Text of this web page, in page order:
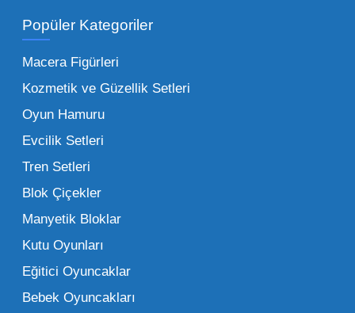
İşletmeler için toptan oyuncak satış ve alımı
şüphesiz ki birim maliyetin düşmesidir.
Oyuncak toptan kanalına geçildiğinde,
perakende satış fiyatı ile alış fiyatı arasındaki
makas açılır ve bu da ciddi kâr marjları elde
edilmesini sağlar. Toplu alımlarda uygulanan
dönemlerinde işletmenizin finansal olarak
rahatlamasına yardımcı olur.
Müşterileriniz bir ürünü sorduğunda "yok"
demek, marka sadakatini zedeler. Profesyonel
Popüler Kategoriler
Macera Figürleri
Kozmetik ve Güzellik Setleri
Oyun Hamuru
Evcilik Setleri
Tren Setleri
Blok Çiçekler
Manyetik Bloklar
Kutu Oyunları
Eğitici Oyuncaklar
Bebek Oyuncakları